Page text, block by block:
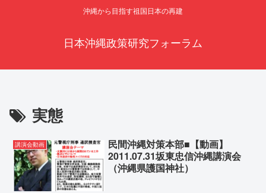
沖縄から目指す祖国日本の再建
日本沖縄政策研究フォーラム
実態
講演会動画
民間沖縄対策本部■【動画】
2011.07.31坂東忠信沖縄講演会
（沖縄県護国神社）